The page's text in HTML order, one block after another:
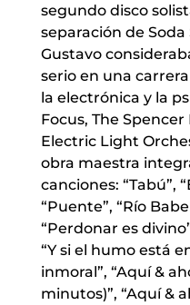
segundo disco
separación de
Gustavo
serio en una
la electrónica y la
Focus, The
Electric Light
obra maestra
canciones: “Tabú”,
“Puente”, “Río
“Perdonar es
“Y si el humo está
inmoral”, “Aquí &
minutos)”, “Aquí &